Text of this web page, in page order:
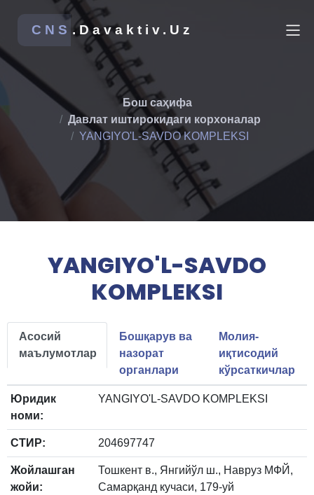
CNS .Davaktiv.Uz
Бош саҳифа
Давлат иштирокидаги корхоналар
YANGIYO'L-SAVDO KOMPLEKSI
YANGIYO'L-SAVDO
KOMPLEKSI
Асосий
маълумотлар
Бошқарув ва
назорат
органлари
Молия-
иқтисодий
кўрсаткичлар
Юридик
номи:
YANGIYO'L-SAVDO KOMPLEKSI
СТИР: 204697747
Жойлашган
жойи:
Тошкент в., Янгийўл ш., Навруз МФЙ,
Самарқанд кучаси, 179-уй